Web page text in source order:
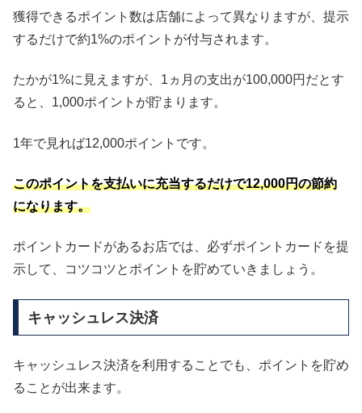
獲得できるポイント数は店舗によって異なりますが、提示
するだけで約1%のポイントが付与されます。
たかが1%に見えますが、1ヵ月の支出が100,000円だとす
ると、1,000ポイントが貯まります。
1年で見れば12,000ポイントです。
このポイントを支払いに充当するだけで12,000円の節約
になります。
ポイントカードがあるお店では、必ずポイントカードを提
示して、コツコツとポイントを貯めていきましょう。
キャッシュレス決済
キャッシュレス決済を利用することでも、ポイントを貯め
ることが出来ます。